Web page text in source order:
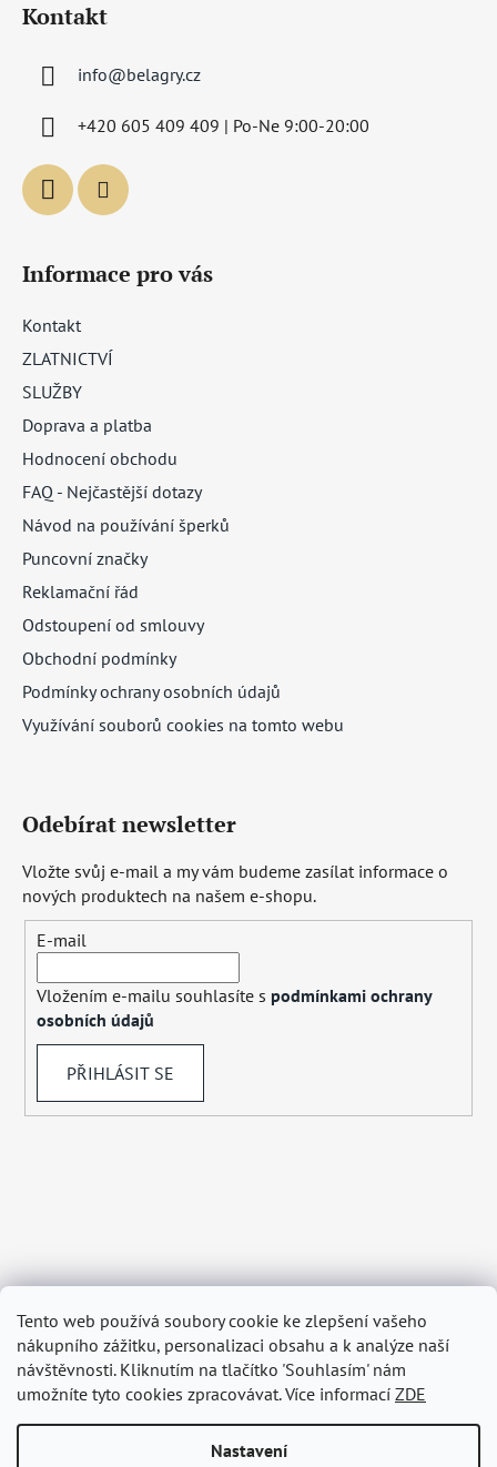
Tento web používá soubory cookie ke zlepšení vašeho
nákupního zážitku, personalizaci obsahu a k analýze naší
návštěvnosti. Kliknutím na tlačítko 'Souhlasím' nám
umožníte tyto cookies zpracovávat. Více informací ZDE
Nastavení
Kontakt
info@belagry.cz
+420 605 409 409 | Po-Ne 9:00-20:00
Informace pro vás
Kontakt
ZLATNICTVÍ
SLUŽBY
Doprava a platba
Hodnocení obchodu
FAQ - Nejčastější dotazy
Návod na používání šperků
Puncovní značky
Reklamační řád
Odstoupení od smlouvy
Obchodní podmínky
Podmínky ochrany osobních údajů
Využívání souborů cookies na tomto webu
Odebírat newsletter
Vložte svůj e-mail a my vám budeme zasílat informace o
nových produktech na našem e-shopu.
E-mail
Vložením e-mailu souhlasíte s podmínkami ochrany
osobních údajů
PŘIHLÁSIT SE